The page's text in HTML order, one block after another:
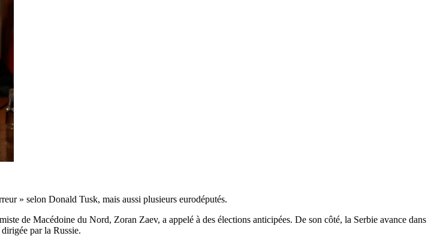
» selon Donald Tusk, mais aussi plusieurs eurodéputés.
de Macédoine du Nord, Zoran Zaev, a appelé à des élections anticipées. De son côté, la Serbie avance dans
par la Russie.